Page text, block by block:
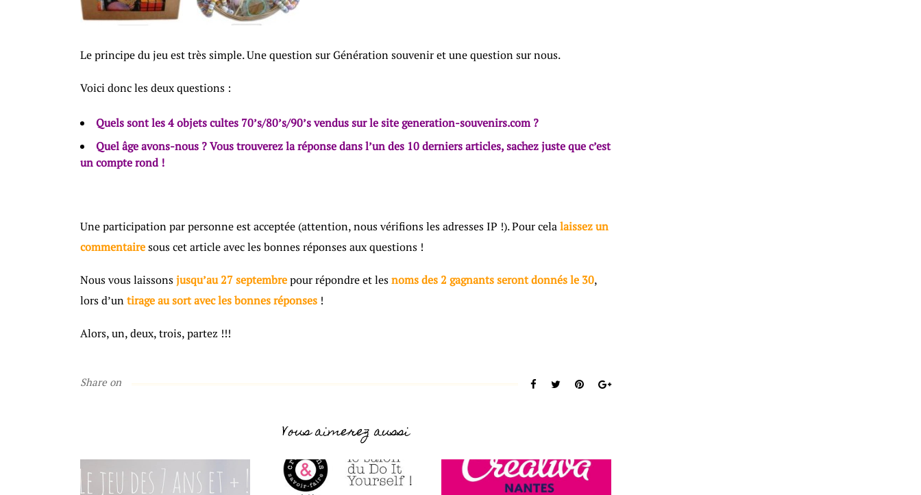
Le principe du jeu est très simple. Une question sur Génération souvenir et une question sur nous.
Voici donc les deux questions :
Quels sont les 4 objets cultes 70’s/80’s/90’s vendus sur le site generation-souvenirs.com ?
Quel âge avons-nous ? Vous trouverez la réponse dans l’un des 10 derniers articles, sachez juste que c’est
un compte rond !
Une participation par personne est acceptée (attention, nous vérifions les adresses IP !). Pour celalaissez un
commentairesous cet article avec les bonnes réponses aux questions !
Nous vous laissonsjusqu’au 27 septembrepour répondre et lesnoms des 2 gagnants seront donnés le 30,
lors d’untirage au sort avec les bonnes réponses !
Alors, un, deux, trois, partez !!!
Share on
Vous aimerez aussi